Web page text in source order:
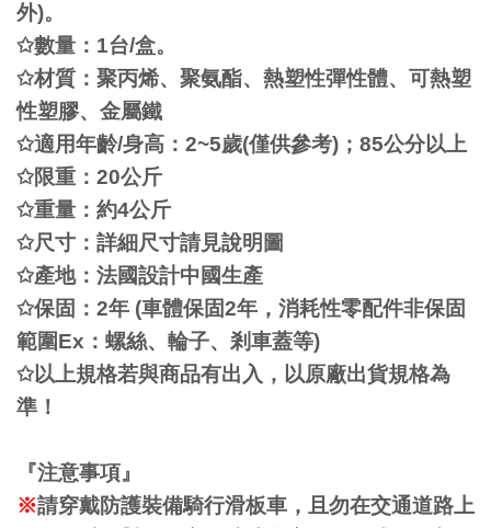
外)。
✩數量： 1台/盒。
✩材質：聚丙烯、聚氨酯、熱塑性彈性體、可熱塑
性塑膠、金屬鐵
✩適用年齡/身高： 2~5歲(僅供參考) ； 85公分以上
✩限重： 20公斤
✩重量：約4公斤
✩尺寸：詳細尺寸請見說明圖
✩產地：法國設計中國生產
✩保固： 2年 (車體保固2年，消耗性零配件非保固
範圍Ex ：螺絲、輪子、 剎車蓋等)
✩以上規格若與商品有出入，以原廠出貨規格為
準！
『注意事項』
※請穿戴防護裝備騎行滑板車，且勿在交通道路上